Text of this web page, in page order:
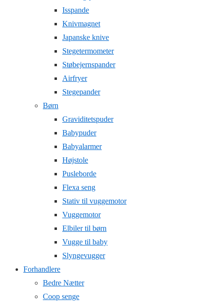
Isspande
Knivmagnet
Japanske knive
Stegetermometer
Støbejernspander
Airfryer
Stegepander
Børn
Graviditetspuder
Babypuder
Babyalarmer
Højstole
Pusleborde
Flexa seng
Stativ til vuggemotor
Vuggemotor
Elbiler til børn
Vugge til baby
Slyngevugger
Forhandlere
Bedre Nætter
Coop senge